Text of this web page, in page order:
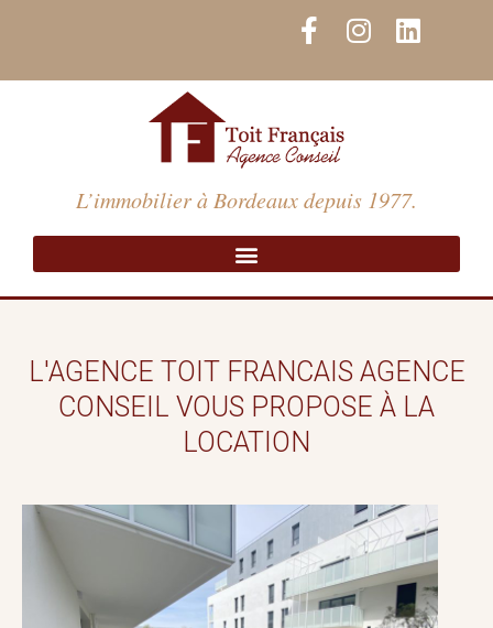
F
a
c
b
o
o
k
-
f
I
n
s
a
m
L
i
n
i
n
L’immobilier à Bordeaux depuis 1977.
L'AGENCE TOIT FRANCAIS AGENCE
CONSEIL VOUS PROPOSE À LA
LOCATION